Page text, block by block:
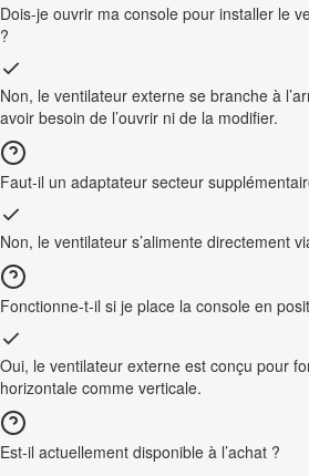
Dois-je ouvrir ma console pour installer le
?
Non, le ventilateur externe se branche à
avoir besoin de l’ouvrir ni de la modifier.
Faut-il un adaptateur secteur
Non, le ventilateur s’alimente directement
Fonctionne-t-il si je place la console en
Oui, le ventilateur externe est conçu pour
horizontale comme verticale.
Est-il actuellement disponible à l’achat ?